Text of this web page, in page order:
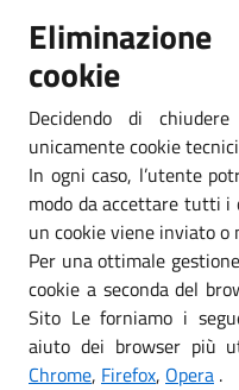
cookie
Decidendo di
unicamente cookie
In ogni caso, l’utente
modo da accettare tutti i
un cookie viene inviato
Per una ottimale
cookie a seconda del
Sito Le forniamo i
aiuto dei browser più
Chrome, Firefox, Opera .